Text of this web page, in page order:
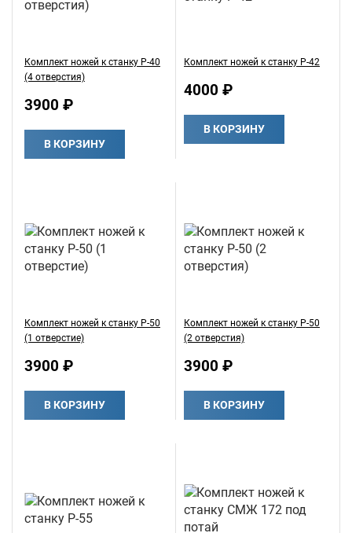
Комплект ножей к станку Р-40
(4 отверстия)
3900 ₽
В КОРЗИНУ
Комплект ножей к станку Р-42
4000 ₽
В КОРЗИНУ
Комплект ножей к станку Р-50
(1 отверстие)
3900 ₽
В КОРЗИНУ
Комплект ножей к станку Р-50
(2 отверстия)
3900 ₽
В КОРЗИНУ